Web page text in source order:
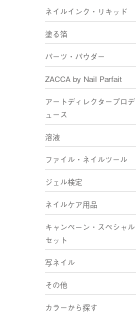
ネイルインク・リキッド
塗る箔
パーツ・パウダー
ZACCA by Nail Parfait
アートディレクタープロデ
ュース
溶液
ファイル・ネイルツール
ジェル検定
ネイルケア用品
キャンペーン・スペシャル
セット
写ネイル
その他
カラーから探す